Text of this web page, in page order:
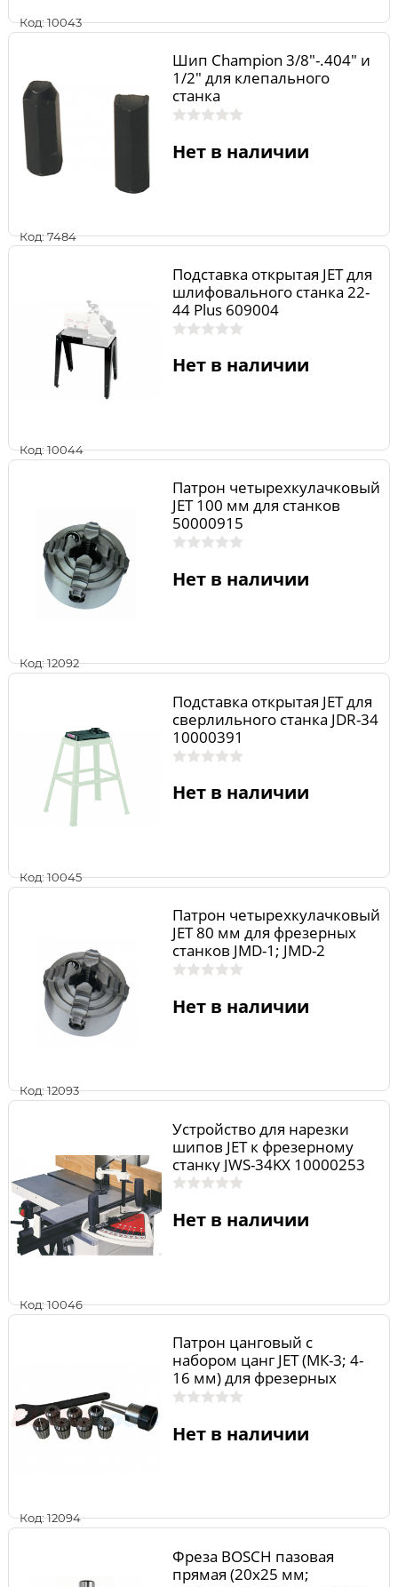
Код: 10043
Код: 7484
Шип Champion 3/8"-.404" и
1/2" для клепального
станка
Нет в наличии
Код: 10044
Подставка открытая JET для
шлифовального станка 22-
44 Plus 609004
Нет в наличии
Код: 12092
Патрон четырехкулачковый
JET 100 мм для станков
50000915
Нет в наличии
Код: 10045
Подставка открытая JET для
сверлильного станка JDR-34
10000391
Нет в наличии
Код: 12093
Патрон четырехкулачковый
JET 80 мм для фрезерных
станков JMD-1; JMD-2
50000034
Нет в наличии
Код: 10046
Устройство для нарезки
шипов JET к фрезерному
станку JWS-34KX 10000253
Нет в наличии
Код: 12094
Патрон цанговый с
набором цанг JET (МК-3; 4-
16 мм) для фрезерных
станков JUM-X1; JMD-3
Нет в наличии
Фреза BOSCH пазовая
прямая (20х25 мм;